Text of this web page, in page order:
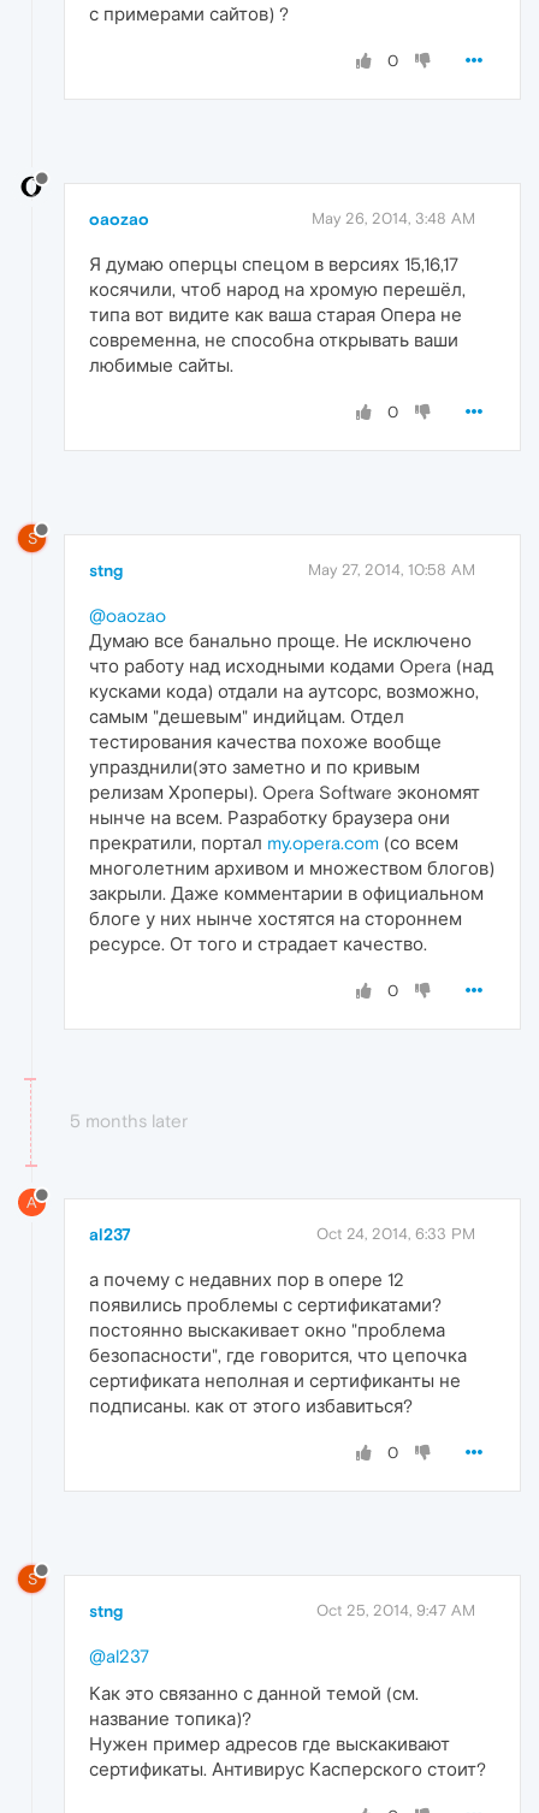
с примерами сайтов) ?
0
oaozao May 26, 2014, 3:48 AM
Я думаю оперцы спецом в версиях 15,16,17
косячили, чтоб народ на хромую перешёл,
типа вот видите как ваша старая Опера не
современна, не способна открывать ваши
любимые сайты.
0
S
stng May 27, 2014, 10:58 AM
@oaozao
Думаю все банально проще. Не исключено
что работу над исходными кодами Opera (над
кусками кода) отдали на аутсорс, возможно,
самым "дешевым" индийцам. Отдел
тестирования качества похоже вообще
упразднили(это заметно и по кривым
релизам Хроперы). Opera Software экономят
нынче на всем. Разработку браузера они
прекратили, портал my.opera.com (со всем
многолетним архивом и множеством блогов)
закрыли. Даже комментарии в официальном
блоге у них нынче хостятся на стороннем
ресурсе. От того и страдает качество.
0
5 months later
A
al237 Oct 24, 2014, 6:33 PM
а почему с недавних пор в опере 12
появились проблемы с сертификатами?
постоянно выскакивает окно "проблема
безопасности", где говорится, что цепочка
сертификата неполная и сертификанты не
подписаны. как от этого избавиться?
0
S
stng Oct 25, 2014, 9:47 AM
@al237
Как это связанно с данной темой (см.
название топика)?
Нужен пример адресов где выскакивают
сертификаты. Антивирус Касперского стоит?